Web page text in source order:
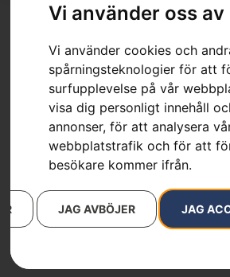
Vi använder oss
Vi använder cookies och
spårningsteknologier för att
surfupplevelse på vår
visa dig personligt innehåll
annonser, för att analysera
webbplatstrafik och för att
besökare kommer ifrån.
JAG
JAG AVBÖJER
Svärd 3/8″mini AdvanceCut 12″